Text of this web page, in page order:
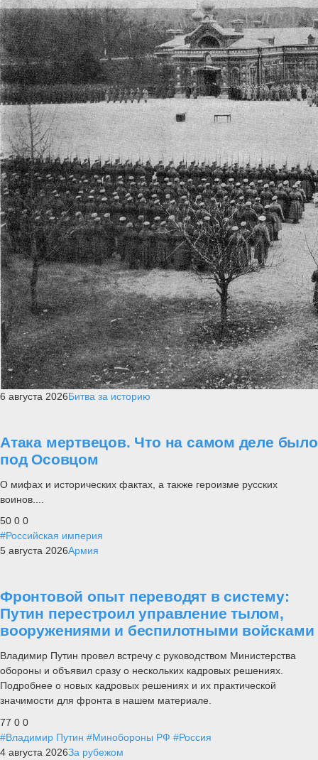
6 августа 2026Битва за историю
Атака мертвецов. Что на самом деле было
под Осовцом
О мифах и исторических фактах, а также героизме русских
воинов....
50 0 0
#Российская империя
5 августа 2026Армия
Фронтовой опыт переводят в систему:
Путин перестроил управление тылом,
вооружениями и беспилотными войсками
Владимир Путин провел встречу с руководством Министерства
обороны и объявил сразу о нескольких кадровых решениях.
Подробнее о новых кадровых решениях и их практической
значимости для фронта в нашем материале.
77 0 0
#Владимир Путин #Минобороны РФ #Россия
4 августа 2026За рубежом